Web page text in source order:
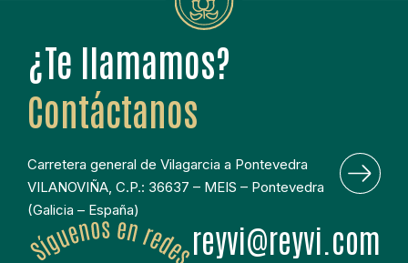
¿Te llamamos?
Contáctanos
Carretera general de Vilagarcia a Pontevedra
VILANOVIÑA, C.P.: 36637 – MEIS – Pontevedra
(Galicia – España)
moc.ivyer@ivyer